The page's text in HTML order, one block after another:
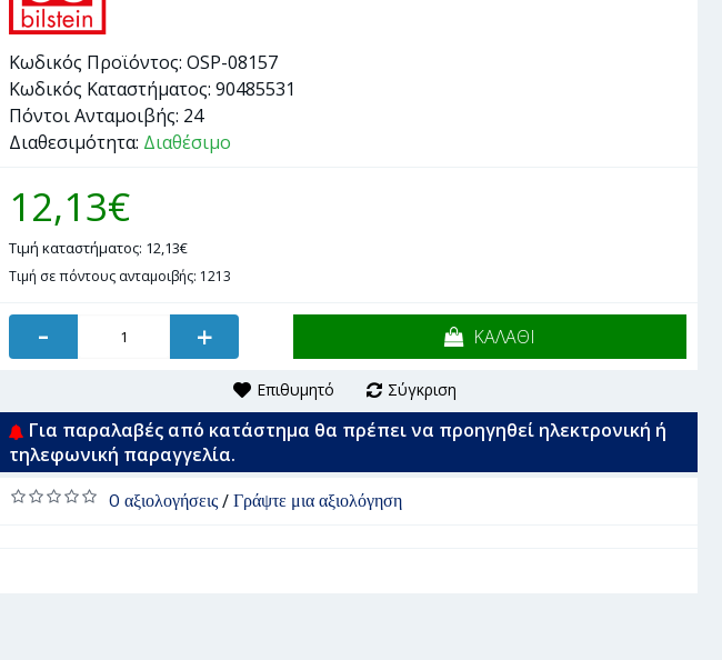
Κωδικός Προϊόντος: OSP-08157
Κωδικός Καταστήματος: 90485531
Πόντοι Ανταμοιβής: 24
Διαθεσιμότητα: Διαθέσιμο
12,13€
Τιμή καταστήματος: 12,13€
Τιμή σε πόντους ανταμοιβής: 1213
- + ΚΑΛΑΘΙ
Επιθυμητό Σύγκριση
Για παραλαβές από κατάστημα θα πρέπει να προηγηθεί ηλεκτρονική ή
τηλεφωνική παραγγελία.
0 αξιολογήσεις/ Γράψτε μια αξιολόγηση